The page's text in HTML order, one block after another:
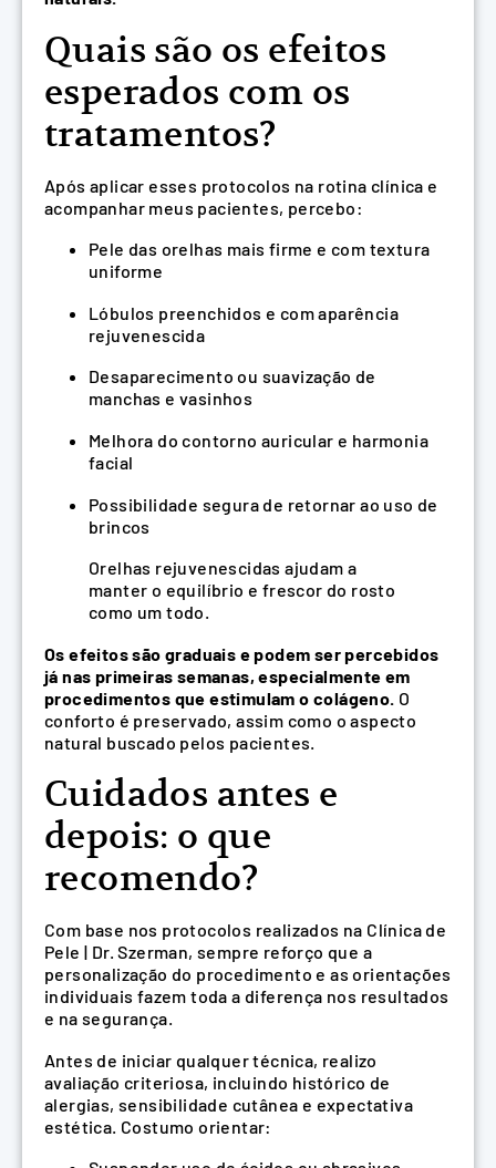
Quais são os efeitos
esperados com os
tratamentos?
Após aplicar esses protocolos na rotina clínica e
acompanhar meus pacientes, percebo:
Pele das orelhas mais firme e com textura
uniforme
Lóbulos preenchidos e com aparência
rejuvenescida
Desaparecimento ou suavização de
manchas e vasinhos
Melhora do contorno auricular e harmonia
facial
Possibilidade segura de retornar ao uso de
brincos
Orelhas rejuvenescidas ajudam a
manter o equilíbrio e frescor do rosto
como um todo.
Os efeitos são graduais e podem ser percebidos
já nas primeiras semanas, especialmente em
procedimentos que estimulam o colágeno. O
conforto é preservado, assim como o aspecto
natural buscado pelos pacientes.
Cuidados antes e
depois: o que
recomendo?
Com base nos protocolos realizados na Clínica de
Pele | Dr. Szerman, sempre reforço que a
personalização do procedimento e as orientações
individuais fazem toda a diferença nos resultados
e na segurança.
Antes de iniciar qualquer técnica, realizo
avaliação criteriosa, incluindo histórico de
alergias, sensibilidade cutânea e expectativa
estética. Costumo orientar: